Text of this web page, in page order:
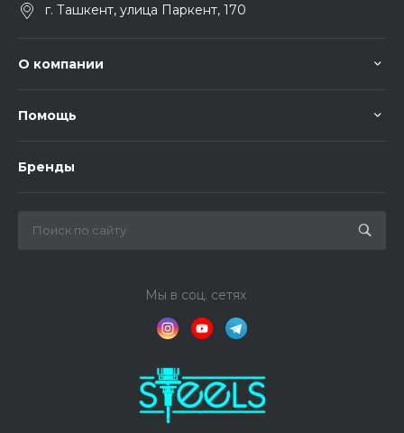
г. Ташкент, улица Паркент, 170
О компании
Помощь
Бренды
Мы в соц. сетях